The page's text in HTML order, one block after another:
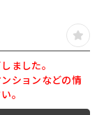
ました。
ションなどの情
。